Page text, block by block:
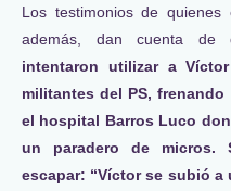
Los testimonios de quienes
además, dan cuenta de
intentaron utilizar a
militantes del PS,
el hospital Barros Luco
un paradero de micros.
escapar: “Víctor se subió a